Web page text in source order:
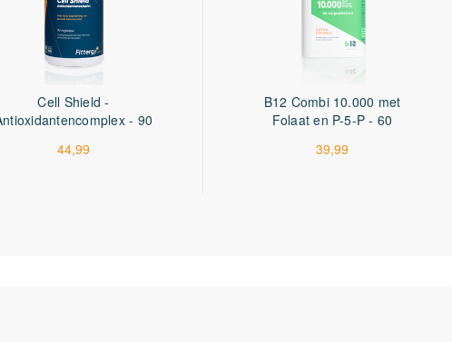
Cell Shield -
- 90
44,99
B12 Combi 10.000 met
Folaat en P-5-P - 60
39,99